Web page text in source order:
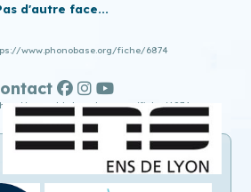
d'autre face...
www.phonobase.org/fiche/6874
http://www.old.phonobase.org/fiche/6874